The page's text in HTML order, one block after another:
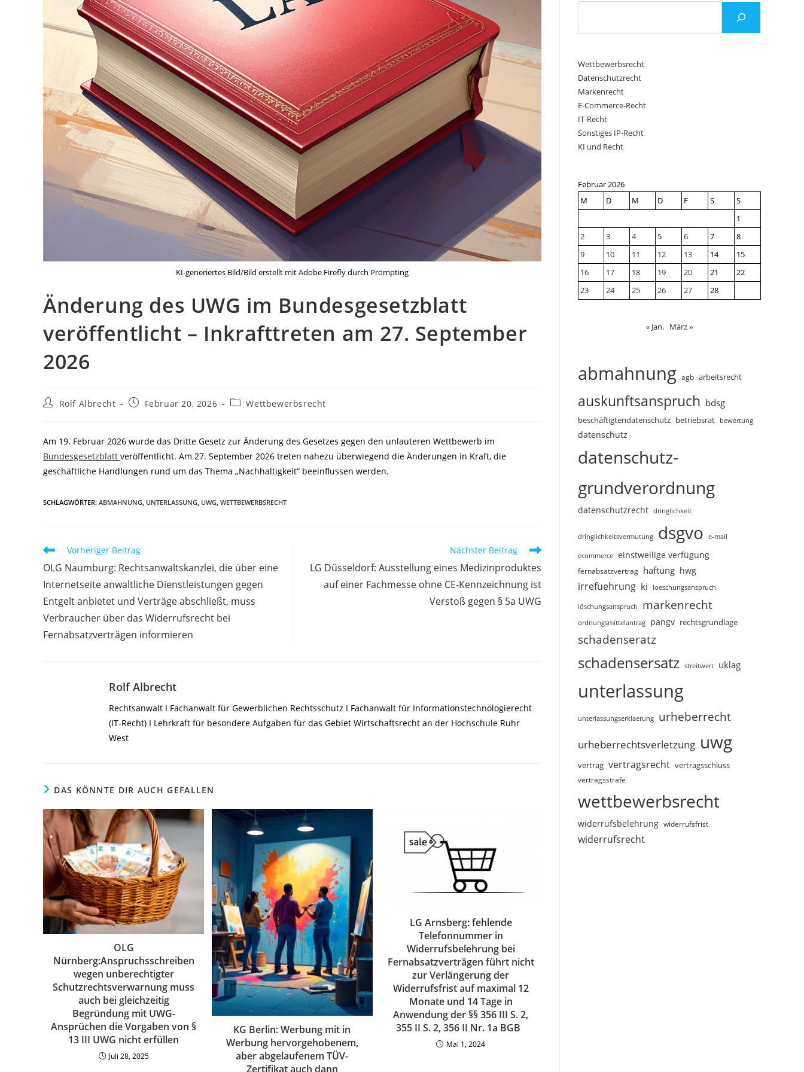
KI-generiertes Bild/Bild erstellt mit Adobe Firefly durch Prompting
Änderung des UWG im Bundesgesetzblatt
veröffentlicht – Inkrafttreten am 27. September
2026
Beitrags-
Rolf Albrecht
BeitragFebruar 20, 2026
Beitrags-
Wettbewerbsrecht
Am 19. Februar 2026 wurde das Dritte Gesetz zur Änderung des Gesetzes gegen den unlauteren Wettbewerb im
Bundesgesetzblatt veröffentlicht. Am 27. September 2026 treten nahezu überwiegend die Änderungen in Kraft, die
geschäftliche Handlungen rund um das Thema „Nachhaltigkeit“ beeinflussen werden.
SCHLAGWÖRTER: ABMAHNUNG UNTERLASSUNG UWG WETTBEWERBSRECHT
Weitere
ansehen
Vorheriger Beitrag
OLG Naumburg: Rechtsanwaltskanzlei, die über eine
Internetseite anwaltliche Dienstleistungen gegen
Entgelt anbietet und Verträge abschließt, muss
Verbraucher über das Widerrufsrecht bei
Fernabsatzverträgen informieren
Nächster Beitrag
LG Düsseldorf: Ausstellung eines Medizinproduktes
auf einer Fachmesse ohne CE-Kennzeichnung ist
Verstoß gegen § 5a UWG
Rolf Albrecht
Rechtsanwalt I Fachanwalt für Gewerblichen Rechtsschutz I Fachanwalt für Informationstechnologierecht
(IT-Recht) I Lehrkraft für besondere Aufgaben für das Gebiet Wirtschaftsrecht an der Hochschule Ruhr
West
DAS KÖNNTE DIR AUCH GEFALLEN
OLG
Nürnberg:Anspruchsschreiben
wegen unberechtigter
Schutzrechtsverwarnung muss
auch bei gleichzeitig
Begründung mit UWG-
Ansprüchen die Vorgaben von §
13 III UWG nicht erfüllen
Juli 28, 2025
KG Berlin: Werbung mit in
Werbung hervorgehobenem,
aber abgelaufenem TÜV-
Zertifikat auch dann
LG Arnsberg: fehlende
Telefonnummer in
Widerrufsbelehrung bei
Fernabsatzverträgen führt nicht
zur Verlängerung der
Widerrufsfrist auf maximal 12
Monate und 14 Tage in
Anwendung der §§ 356 III S. 2,
355 II S. 2, 356 II Nr. 1a BGB
Mai 1, 2024
Wettbewerbsrecht
Datenschutzrecht
Markenrecht
E-Commerce-Recht
IT-Recht
Sonstiges IP-Recht
KI und Recht
Februar 2026
M
D M D F S
S
1
2
3 4 5 6 7
8
9
10 11 12 13 14
15
16
17 18 19 20 21
22
23
24 25 26 27 28
« Jan. März »
abmahnung agb arbeitsrecht
auskunftsanspruch bdsg
beschäftigtendatenschutz betriebsrat bewertung
datenschutz
datenschutz-
grundverordnung
datenschutzrecht dringlichkeit
dringlichkeitsvermutung dsgvo e-mail
ecommerce einstweilige verfügung
fernabsatzvertrag haftung hwg
irrefuehrung ki loeschungsanspruch
löschungsanspruch markenrecht
ordnungsmittelantrag pangv rechtsgrundlage
schadenseratz
schadensersatz streitwert uklag
unterlassung
unterlassungserklaerung urheberrecht
urheberrechtsverletzung uwg
vertrag vertragsrecht vertragsschluss
vertragsstrafe
wettbewerbsrecht
widerrufsbelehrung widerrufsfrist
widerrufsrecht